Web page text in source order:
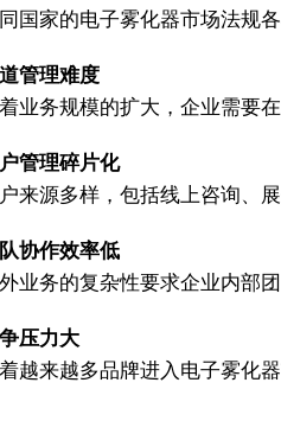
国家的电子雾化器市场法规
管理难度
业务规模的扩大，企业需要
管理碎片化
来源多样，包括线上咨询、
协作效率低
业务的复杂性要求企业内部
压力大
越来越多品牌进入电子雾化